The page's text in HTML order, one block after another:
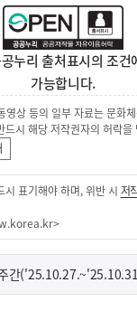
누리 출처표시의 조건
가능합니다.
영상 등의 일부 자료는 문화
시 해당 저작권자의 허락을
시 표기해야 하며, 위반 시 저
>
간